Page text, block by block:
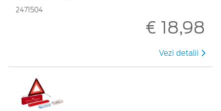
2471504
€ 18,98
Vezi detalii